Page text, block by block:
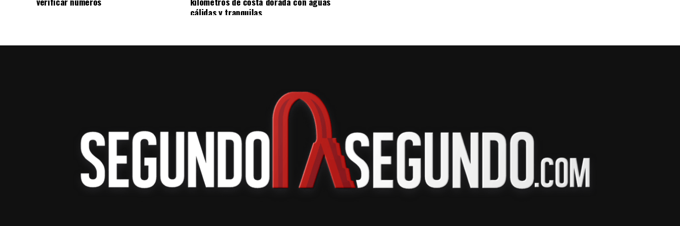
de instancias de Moltbot que exponen llaves de API, credenciales y historiales de
peligrosa de acceso a información sensible, exposición a contenido no confiable y capacidad
Aunque parte del contenido resulta anecdótico o incluso humorístico, expertos advierten
que permitir la autoorganización de agentes autónomos en redes sociales podría derivar, con
el tiempo, en dinámicas difíciles de controlar, especialmente a medida que estos sistemas
ganen mayor autonomía y acceso a entornos reales. Por ahora, Moltbook continúa creciendo
mientras concentra la atención de investigadores, desarrolladores y especialistas en
cálidas y tranquilas